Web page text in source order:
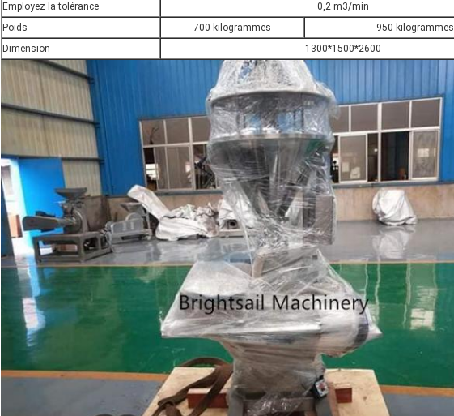
Employez la tolérance
0,2 m3/min
Poids
700 kilogrammes
950 kilogrammes
Dimension
1300*1500*2600